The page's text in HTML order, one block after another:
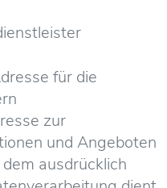
für die
zur
und Angeboten
ausdrücklich